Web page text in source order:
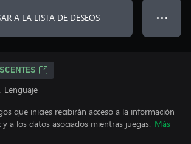
A LA LISTA DE DESEOS ● ● ●
Lenguaje
que inicies recibirán acceso a la información
a los datos asociados mientras juegas. Más